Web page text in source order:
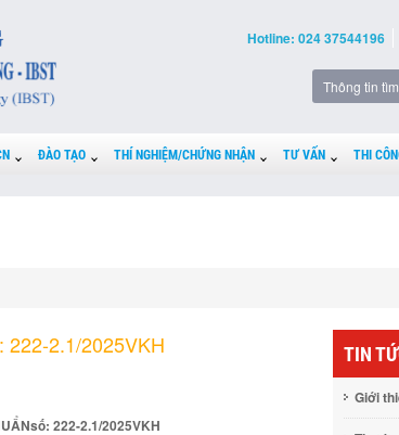
Hotline: 024 37544196
ĐÀO TẠO THÍ NGHIỆM/CHỨNG NHẬN TƯ VẤN THI
222-2.1/2025VKH
222-2.1/2025VKH
TIN
Giới